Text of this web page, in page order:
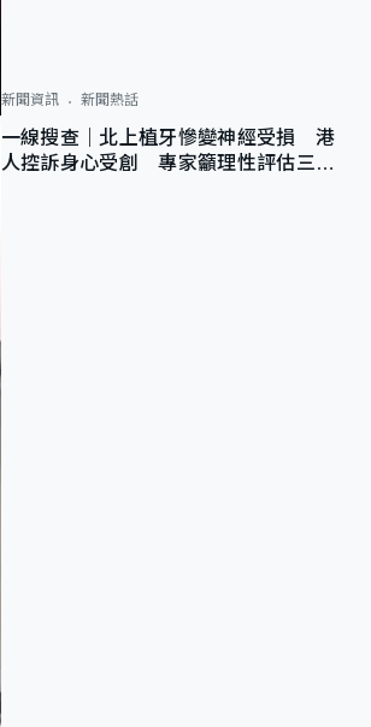
新聞資訊 新聞熱話
一線搜查｜北上植牙慘變神經受損 港
人控訴身心受創 專家籲理性評估三大